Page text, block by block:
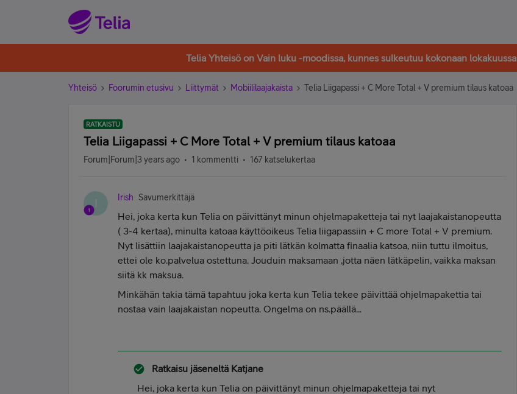
Telia Yhteisö on Vain luku -moodissa, kunnes sulkeutuu kokonaan lokakuussa
Yhteisö Foorumin etusivu Liittymät Mobiililaajakaista Telia Liigapassi + C More Total + V premium tilaus katoaa
RATKAISTU
Telia Liigapassi + C More Total + V premium tilaus katoaa
Forum|Forum|3 years ago 1 kommentti 167 katselukertaa
I Irish Savumerkittäjä
Hei, joka kerta kun Telia on päivittänyt minun ohjelmapaketteja tai nyt laajakaistanopeutta
( 3-4 kertaa), minulta katoaa käyttöoikeus Telia liigapassiin + C more Total + V premium.
Nyt lisättiin laajakaistanopeutta ja piti lätkän kolmatta finaalia katsoa, niin tuttu ilmoitus,
ettei ole ko.palvelua ostettuna. Jouduin maksamaan ,jotta näen lätkäpelin, vaikka maksan
siitä kk maksua.
Minkähän takia tämä tapahtuu joka kerta kun Telia tekee päivittää ohjelmapakettia tai
nostaa vain laajakaistan nopeutta. Ongelma on ns.päällä...
Ratkaisu jäseneltä Katjane
Hei, joka kerta kun Telia on päivittänyt minun ohjelmapaketteja tai nyt